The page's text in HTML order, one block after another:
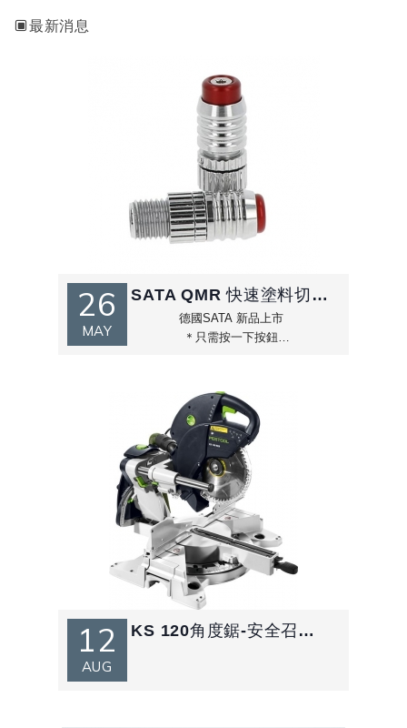
最新消息
26
MAY
SATA QMR 快速塗料切換鈕
德國SATA 新品上市
＊只需按一下按鈕
＊改裝簡單，免維護，易於操作
＊釋放功能：只需一拉，塗料流量調
節便會完全釋放
12
AUG
KS 120角度鋸-安全召回維修公告